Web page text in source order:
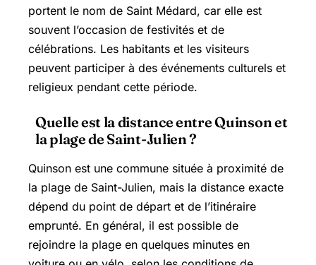
portent le nom de Saint Médard, car elle est
souvent l’occasion de festivités et de
célébrations. Les habitants et les visiteurs
peuvent participer à des événements culturels et
religieux pendant cette période.
Quelle est la distance entre Quinson et
la plage de Saint-Julien ?
Quinson est une commune située à proximité de
la plage de Saint-Julien, mais la distance exacte
dépend du point de départ et de l’itinéraire
emprunté. En général, il est possible de
rejoindre la plage en quelques minutes en